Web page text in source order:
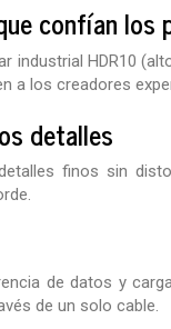
confían los
industrial HDR10
a los creadores
detalles
finos sin
de datos y
de un solo cable.